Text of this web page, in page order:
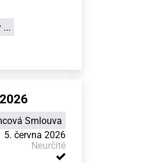
...
Smlouva
5. června 2026
Neurčité